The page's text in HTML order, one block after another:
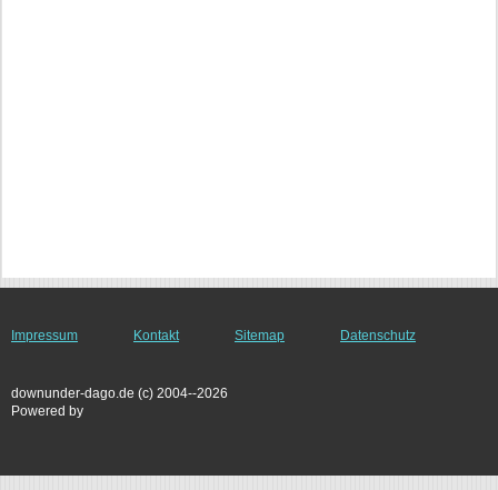
Impressum Kontakt Sitemap Datenschutz
downunder-dago.de (c) 2004--2026
Powered by